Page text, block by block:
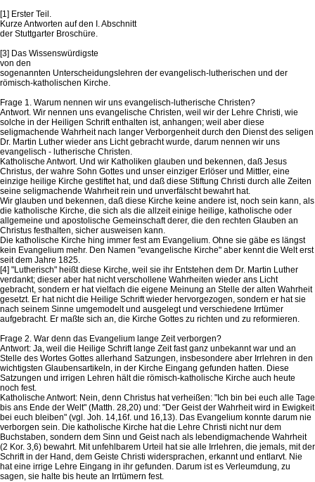
[1] Erster Teil.
Kurze Antworten auf den I. Abschnitt
der Stuttgarter Broschüre.
[3] Das Wissenswürdigste
von den
sogenannten Unterscheidungslehren der evangelisch-lutherischen und der
römisch-katholischen Kirche.
Frage 1. Warum nennen wir uns evangelisch-lutherische Christen?
Antwort. Wir nennen uns evangelische Christen, weil wir der Lehre Christi, wie
solche in der Heiligen Schrift enthalten ist, anhangen; weil aber diese
seligmachende Wahrheit nach langer Verborgenheit durch den Dienst des seligen
Dr. Martin Luther wieder ans Licht gebracht wurde, darum nennen wir uns
evangelisch - lutherische Christen.
Katholische Antwort. Und wir Katholiken glauben und bekennen, daß Jesus
Christus, der wahre Sohn Gottes und unser einziger Erlöser und Mittler, eine
einzige heilige Kirche gestiftet hat, und daß diese Stiftung Christi durch alle Zeiten
seine seligmachende Wahrheit rein und unverfälscht bewahrt hat.
Wir glauben und bekennen, daß diese Kirche keine andere ist, noch sein kann, als
die katholische Kirche, die sich als die allzeit einige heilige, katholische oder
allgemeine und apostolische Gemeinschaft derer, die den rechten Glauben an
Christus festhalten, sicher ausweisen kann.
Die katholische Kirche hing immer fest am Evangelium. Ohne sie gäbe es längst
kein Evangelium mehr. Den Namen "evangelische Kirche" aber kennt die Welt erst
seit dem Jahre 1825.
[4] "Lutherisch" heißt diese Kirche, weil sie ihr Entstehen dem Dr. Martin Luther
verdankt; dieser aber hat nicht verschollene Wahrheiten wieder ans Licht
gebracht, sondern er hat vielfach die eigene Meinung an Stelle der alten Wahrheit
gesetzt. Er hat nicht die Heilige Schrift wieder hervorgezogen, sondern er hat sie
nach seinem Sinne umgemodelt und ausgelegt und verschiedene Irrtümer
aufgebracht. Er maßte sich an, die Kirche Gottes zu richten und zu reformieren.
Frage 2. War denn das Evangelium lange Zeit verborgen?
Antwort: Ja, weil die Heilige Schrift lange Zeit fast ganz unbekannt war und an
Stelle des Wortes Gottes allerhand Satzungen, insbesondere aber Irrlehren in den
wichtigsten Glaubensartikeln, in der Kirche Eingang gefunden hatten. Diese
Satzungen und irrigen Lehren hält die römisch-katholische Kirche auch heute
noch fest.
Katholische Antwort: Nein, denn Christus hat verheißen: "Ich bin bei euch alle Tage
bis ans Ende der Welt" (Matth. 28,20) und: "Der Geist der Wahrheit wird in Ewigkeit
bei euch bleiben" (vgl. Joh. 14,16f. und 16,13). Das Evangelium konnte darum nie
verborgen sein. Die katholische Kirche hat die Lehre Christi nicht nur dem
Buchstaben, sondern dem Sinn und Geist nach als lebendigmachende Wahrheit
(2 Kor. 3,6) bewahrt. Mit unfehlbarem Urteil hat sie alle Irrlehren, die jemals, mit der
Schrift in der Hand, dem Geiste Christi widersprachen, erkannt und entlarvt. Nie
hat eine irrige Lehre Eingang in ihr gefunden. Darum ist es Verleumdung, zu
sagen, sie halte bis heute an Irrtümern fest.